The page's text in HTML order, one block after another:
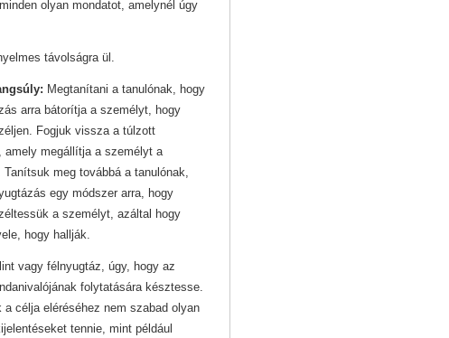
olyan mondatot, amelynél úgy
távolságra ül.
Megtanítani a tanulónak, hogy
arra bátorítja a személyt, hogy
Fogjuk vissza a túlzott
amely megállítja a személyt a
Tanítsuk meg továbbá a tanulónak,
egy módszer arra, hogy
a személyt, azáltal hogy
hogy hallják.
vagy félnyugtáz, úgy, hogy az
folytatására késztesse.
a célja eléréséhez nem szabad olyan
tennie, mint például